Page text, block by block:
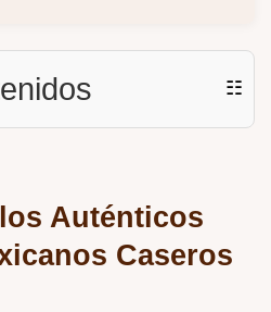
☷
Auténticos
Caseros